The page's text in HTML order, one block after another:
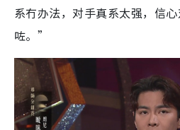
系冇办法，对手真系太强，信
咗。”